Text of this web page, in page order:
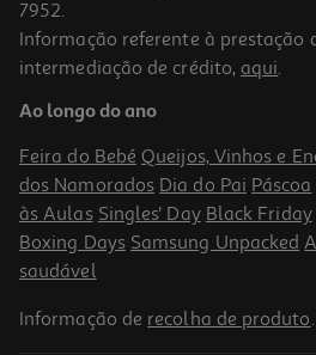
Livro Cria A Tua Magia
14.31 €/un
PVP de editor
14,31 €
7952.
Informação referente à prestação
intermediação de crédito, aqui.
Ao longo do ano
Feira do Bebé Queijos, Vinhos e
dos Namorados Dia do Pai Páscoa
às Aulas Singles' Day Black Friday
Boxing Days Samsung Unpacked
saudável
Informação de recolha de produto.